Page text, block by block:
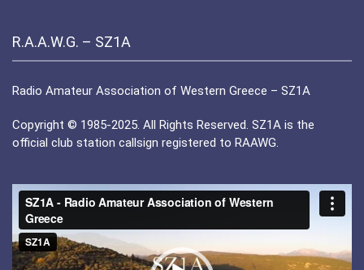
R.A.A.W.G. – SZ1A
Radio Amateur Association of Western Greece – SZ1A
Copyright © 1985-2025. All Rights Reserved. SZ1A is the
official club station callsign registered to RAAWG.
Πρόγραμμα
Αναπαραγωγής
Βίντεο